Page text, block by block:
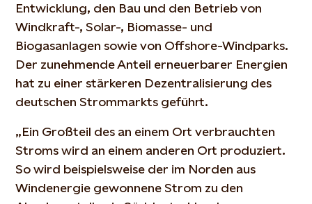
Entwicklung, den Bau und den Betrieb von
Windkraft-, Solar-, Biomasse- und
Biogasanlagen sowie von Offshore-Windparks.
Der zunehmende Anteil erneuerbarer Energien
hat zu einer stärkeren Dezentralisierung des
deutschen Strommarkts geführt.
„Ein Großteil des an einem Ort verbrauchten
Stroms wird an einem anderen Ort produziert.
So wird beispielsweise der im Norden aus
Windenergie gewonnene Strom zu den